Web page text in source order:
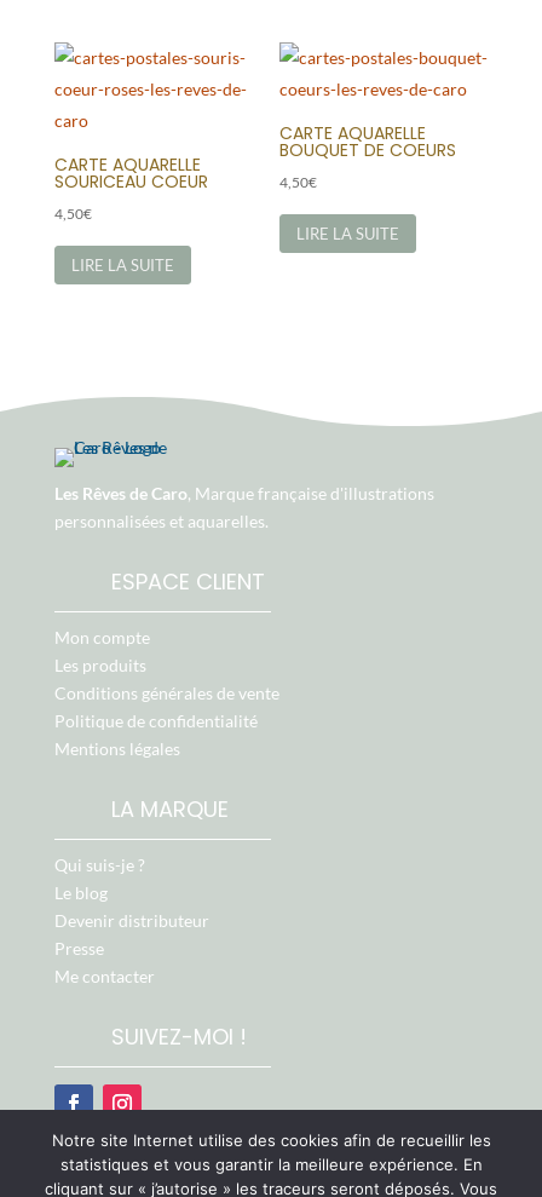
CARTE AQUARELLE
SOURICEAU COEUR
4,50€
LIRE LA SUITE
CARTE AQUARELLE
BOUQUET DE COEURS
4,50€
LIRE LA SUITE
Les Rêves de Caro, Marque française d'illustrations
personnalisées et aquarelles.
ESPACE CLIENT
Mon compte
Les produits
Conditions générales de vente
Politique de confidentialité
Mentions légales
LA MARQUE
Qui suis-je ?
Le blog
Devenir distributeur
Presse
Me contacter
SUIVEZ-MOI !
Retrouvez-moi aussi sur :
Notre site Internet utilise des cookies afin de recueillir les
statistiques et vous garantir la meilleure expérience. En
cliquant sur « j’autorise » les traceurs seront déposés. Vous